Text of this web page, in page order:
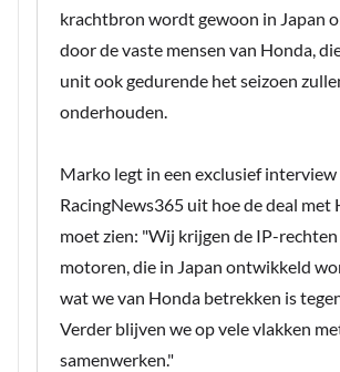
krachtbron wordt gewoon in Japan
door de vaste mensen van Honda,
unit ook gedurende het seizoen
onderhouden.
Marko legt in een exclusief
RacingNews365 uit hoe de deal met
moet zien: "Wij krijgen de IP-
motoren, die in Japan ontwikkeld
wat we van Honda betrekken is
Verder blijven we op vele vlakken
samenwerken."